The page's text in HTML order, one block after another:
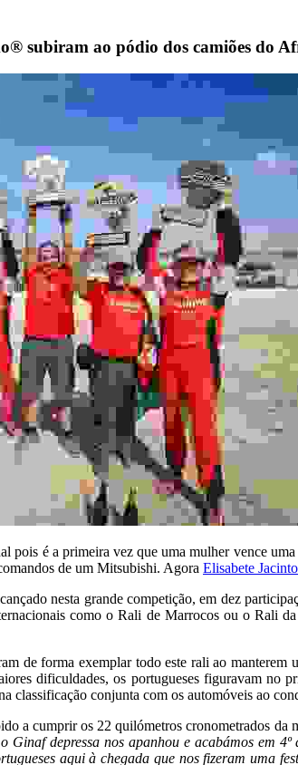
subiram ao pódio dos camiões do
pois é a primeira vez que uma mulher vence
de um Mitsubishi. Agora Elisabete Jacinto
nesta grande competição, em dez
como o Rali de Marrocos ou o Rali
de forma exemplar todo este rali ao
dificuldades, os portugueses figuravam
classificação conjunta com os automóveis ao
a cumprir os 22 quilómetros cronometrados
Ginaf depressa nos apanhou e acabámos em
aqui à chegada que nos fizeram uma